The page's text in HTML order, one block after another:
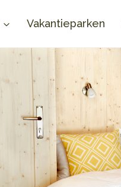
Vakantieparken